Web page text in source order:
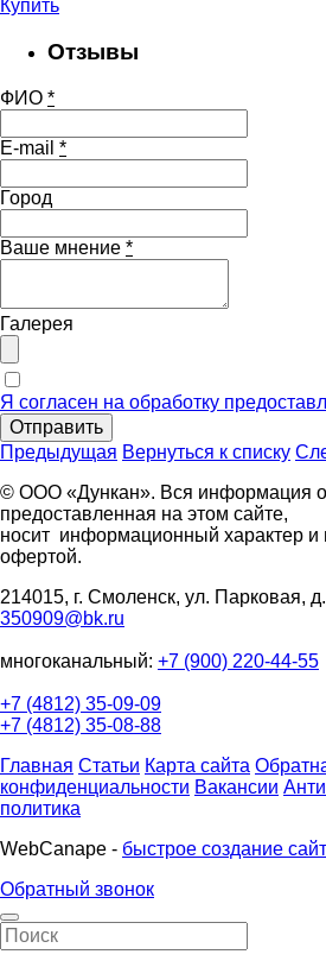
Купить
Отзывы
ФИО *
E-mail *
Город
Ваше мнение *
Галерея
Я согласен на обработку
Отправить
Предыдущая Вернуться к списку
© ООО «Дункан». Вся информация о
предоставленная на этом сайте,
носит информационный характер и
офертой.
214015, г. Смоленск, ул. Парковая,
350909@bk.ru
многоканальный: +7 (900) 220-44-55
+7 (4812) 35-09-09
+7 (4812) 35-08-88
Главная Статьи Карта сайта
конфиденциальности Вакансии
политика
WebCanape - быстрое создание
Обратный звонок